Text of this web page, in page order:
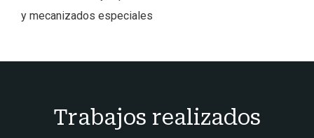
y mecanizados especiales
Trabajos realizados